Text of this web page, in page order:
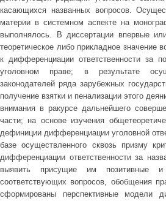
касающихся названных вопросов.
материи в системном аспекте на
выполнялось. В диссертации впервые
теоретическое либо прикладное значение
к дифференциации ответственности за
уголовном праве; в результате
законодателей ряда зарубежных
получение взятки и пенализации этого
внимания в ракурсе дальнейшего
части; на основе изучения
дефиниции дифференциации уголовной
базе осуществленного сквозь призму
дифференциации ответственности за
выявить присущие им позитивные и
соответствующих вопросов, обобщения
сформированы перспективные модели